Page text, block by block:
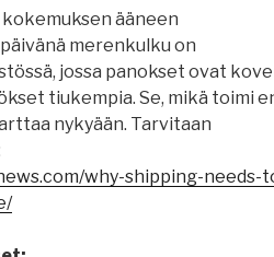
ääneen
merenkulku on
jossa panokset ovat
tiukempia. Se, mikä toimi
nykyään. Tarvitaan
why-shipping-needs-